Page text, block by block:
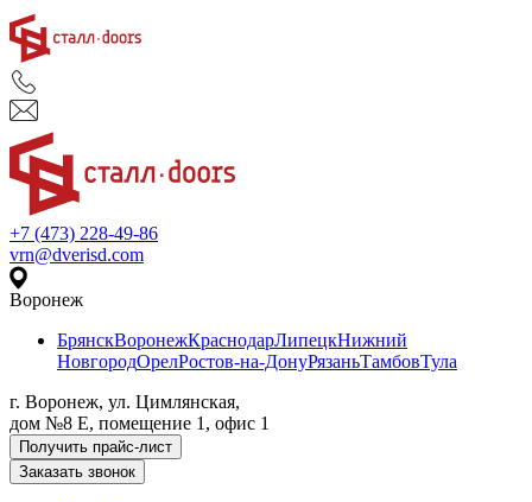
+7 (473) 228-49-86
vrn@dverisd.com
Воронеж
БрянскВоронежКраснодарЛипецкНижний
НовгородОрелРостов-на-ДонуРязаньТамбовТула
г. Воронеж, ул. Цимлянская,
дом №8 Е, помещение 1, офис 1
Получить прайс-лист
Заказать звонок